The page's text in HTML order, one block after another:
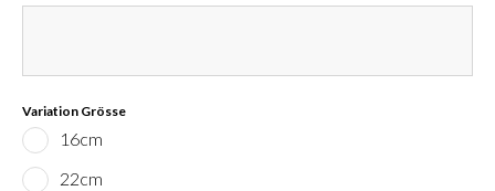
Variation Grösse
16cm
22cm